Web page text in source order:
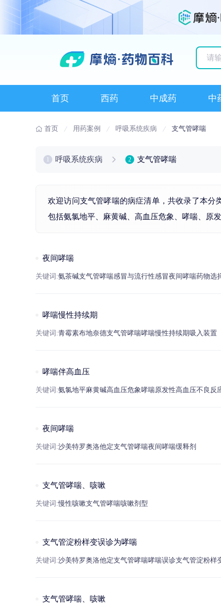
首页 西药 中成药 中
首页 用药案例 呼吸系统疾病 支气管哮喘
呼吸系统疾病 2 支气管哮喘
欢迎访问支气管哮喘的病症清单，共收录了本分
包括氨氯地平 麻黄碱 高血压危象、 哮喘 、原
夜间哮喘
关键词:氨茶碱支气管哮喘感冒与流行性感冒夜间哮喘药物选
哮喘慢性持续期
关键词:青霉素布地奈德支气管哮喘哮喘慢性持续期吸入装置
哮喘伴高血压
关键词:氨氯地平麻黄碱高血压危象哮喘原发性高血压不良反
夜间哮喘
关键词:沙美特罗奥洛他定支气管哮喘夜间哮喘缓释剂
支气管哮喘、咳嗽
关键词:慢性咳嗽支气管哮喘咳嗽剂型
支气管淀粉样变误诊为哮喘
关键词:沙美特罗奥洛他定支气管哮喘哮喘误诊支气管淀粉样
支气管哮喘、咳嗽